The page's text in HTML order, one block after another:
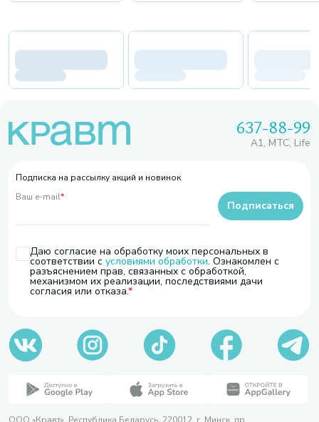
637-88-99
A1, МТС, Life
Подписка на рассылку акций и новинок
Ваш e-mail*
Даю согласие на обработку моих персональных в
соответствии с условиями обработки. Ознакомлен с
разъяснением прав, связанных с обработкой,
механизмом их реализации, последствиями дачи
согласия или отказа.
Подписаться